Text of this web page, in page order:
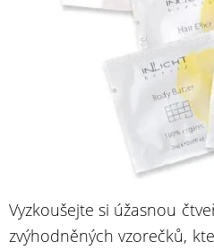
Vyzkoušejte si úžasnou
zvýhodněných vzorečků,